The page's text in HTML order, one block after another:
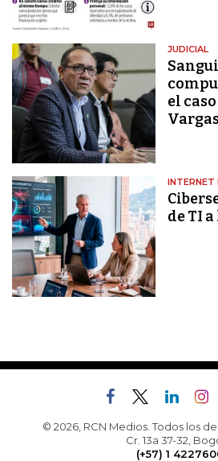
JUDICIAL
el
INTERNET
de TI
© 2026, RCN Medios. Todos los
Cr. 13a 37-32,
(+57) 1